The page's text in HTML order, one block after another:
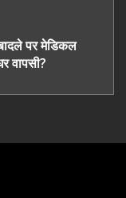
पर मेडिकल
वापसी?